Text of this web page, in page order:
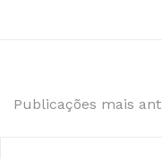
Publicações mais